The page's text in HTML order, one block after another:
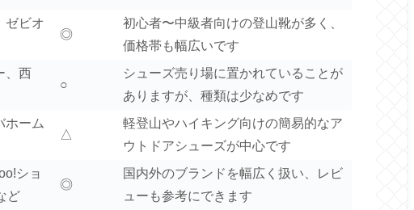
ゼビオ
◎
初心者〜中級者向けの登山靴が多く、
価格帯も幅広いです
、西
○
シューズ売り場に置かれていることが
ありますが、種類は少なめです
ホーム
△
軽登山やハイキング向けの簡易的なア
ウトドアシューズが中心です
ショ
ど
◎
国内外のブランドを幅広く扱い、レビ
ューも参考にできます